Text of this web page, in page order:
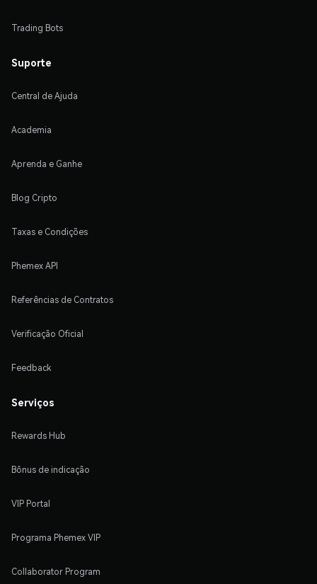
Trading Bots
Suporte
Central de Ajuda
Academia
Aprenda e Ganhe
Blog Cripto
Taxas e Condições
Phemex API
Referências de Contratos
Verificação Oficial
Feedback
Serviços
Rewards Hub
Bônus de indicação
VIP Portal
Programa Phemex VIP
Collaborator Program